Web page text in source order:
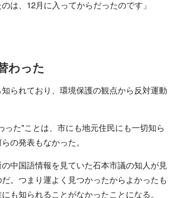
は、12月に入ってからだったのです」
わった
られており、環境保護の観点から反対運動
た"ことは、市にも地元住民にも一切知ら
の発表もなかった。
中国語情報を見ていた石本市議の知人が見
。つまり運よく見つかったからよかったも
も知られることがなかったことになる。